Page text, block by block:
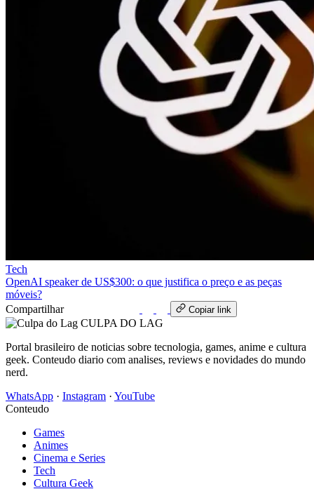
Tech
OpenAI speaker de US$300: o que justifica o preço e as peças
móveis?
Compartilhar
Copiar link
CULPA DO LAG
Portal brasileiro de noticias sobre tecnologia, games, anime e cultura
geek. Conteudo diario com analises, reviews e novidades do mundo
nerd.
WhatsApp · Instagram · YouTube
Conteudo
Games
Animes
Cinema e Series
Tech
Cultura Geek